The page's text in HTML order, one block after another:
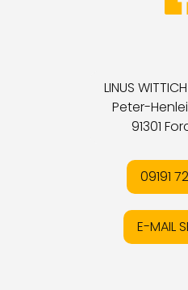
LINUS
Peter-
91301
09191
E-MAIL